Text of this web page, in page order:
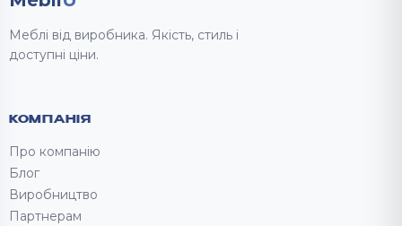
Меблі від виробника. Якість, стиль і
доступні ціни.
КОМПАНІЯ
Про компанію
Блог
Виробництво
Партнерам